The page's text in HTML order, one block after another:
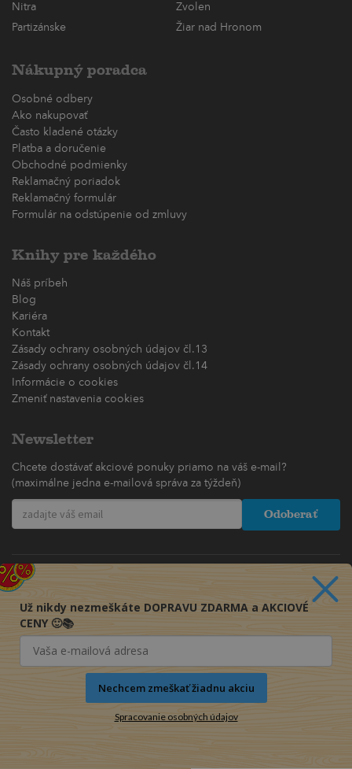
Nitra
Zvolen
Partizánske
Žiar nad Hronom
Nákupný poradca
Osobné odbery
Ako nakupovať
Často kladené otázky
Platba a doručenie
Obchodné podmienky
Reklamačný poriadok
Reklamačný formulár
Formulár na odstúpenie od zmluvy
Knihy pre každého
Náš príbeh
Blog
Kariéra
Kontakt
Zásady ochrany osobných údajov čl.13
Zásady ochrany osobných údajov čl.14
Informácie o cookies
Zmeniť nastavenia cookies
Newsletter
Chcete dostávať akciové ponuky priamo na váš e-mail?
(maximálne jedna e-mailová správa za týždeň)
Odoberať
Už nikdy nezmeškáte DOPRAVU ZDARMA a AKCIOVÉ
CENY 🙂📚
Nechcem zmeškať žiadnu akciu
Spracovanie osobných údajov